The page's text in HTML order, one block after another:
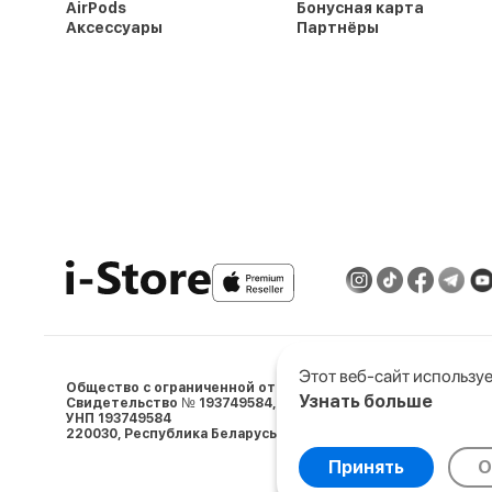
AirPods
Аксессуары
Бонусная карта
Партнёры
Общество с ограниченной ответственностью «АйСтор
Свидетельство № 193749584, выдано 05.03.2024 Минским
УНП 193749584
220030, Республика Беларусь, г. Минcк, ул. Ленина, д.5, пом.
Этот веб-сайт
Узнать больше
Принять